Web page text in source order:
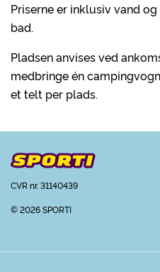
Priserne er inklusiv vand
bad.
Pladsen anvises ved
medbringe én
et telt per plads.
CVR nr. 31140439
© 2026 SPORTI